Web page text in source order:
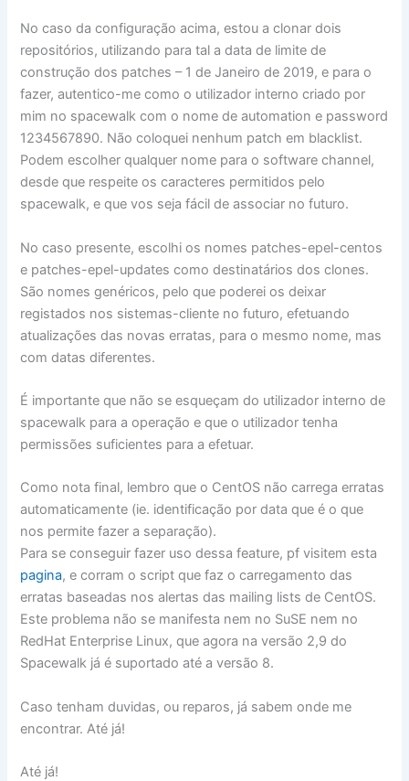
No caso da configuração acima, estou a clonar dois
repositórios, utilizando para tal a data de limite de
construção dos patches – 1 de Janeiro de 2019, e para o
fazer, autentico-me como o utilizador interno criado por
mim no spacewalk com o nome de automation e password
1234567890. Não coloquei nenhum patch em blacklist.
Podem escolher qualquer nome para o software channel,
desde que respeite os caracteres permitidos pelo
spacewalk, e que vos seja fácil de associar no futuro.
No caso presente, escolhi os nomes patches-epel-centos
e patches-epel-updates como destinatários dos clones.
São nomes genéricos, pelo que poderei os deixar
registados nos sistemas-cliente no futuro, efetuando
atualizações das novas erratas, para o mesmo nome, mas
com datas diferentes.
É importante que não se esqueçam do utilizador interno de
spacewalk para a operação e que o utilizador tenha
permissões suficientes para a efetuar.
Como nota final, lembro que o CentOS não carrega erratas
automaticamente (ie. identificação por data que é o que
nos permite fazer a separação).
Para se conseguir fazer uso dessa feature, pf visitem esta
pagina, e corram o script que faz o carregamento das
erratas baseadas nos alertas das mailing lists de CentOS.
Este problema não se manifesta nem no SuSE nem no
RedHat Enterprise Linux, que agora na versão 2,9 do
Spacewalk já é suportado até a versão 8.
Caso tenham duvidas, ou reparos, já sabem onde me
encontrar. Até já!
Até já!